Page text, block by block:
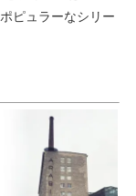
ピュラーなシリー